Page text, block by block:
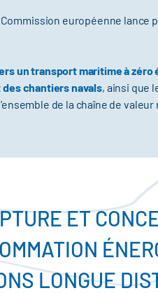
Commission européenne lance
un transport maritime à zéro
chantiers navals, ainsi que
de la chaîne de
ET
LONGUE